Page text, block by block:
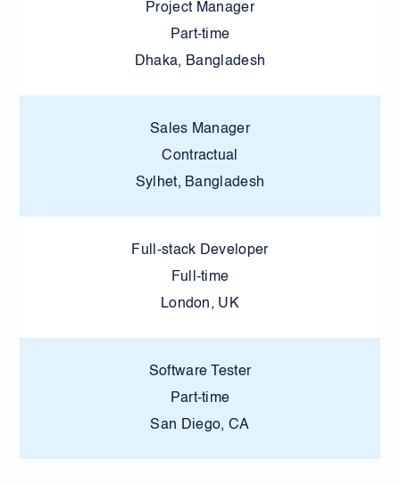
Project Manager
Part-time
Dhaka, Bangladesh
Sales Manager
Contractual
Sylhet, Bangladesh
Full-stack Developer
Full-time
London, UK
Software Tester
Part-time
San Diego, CA